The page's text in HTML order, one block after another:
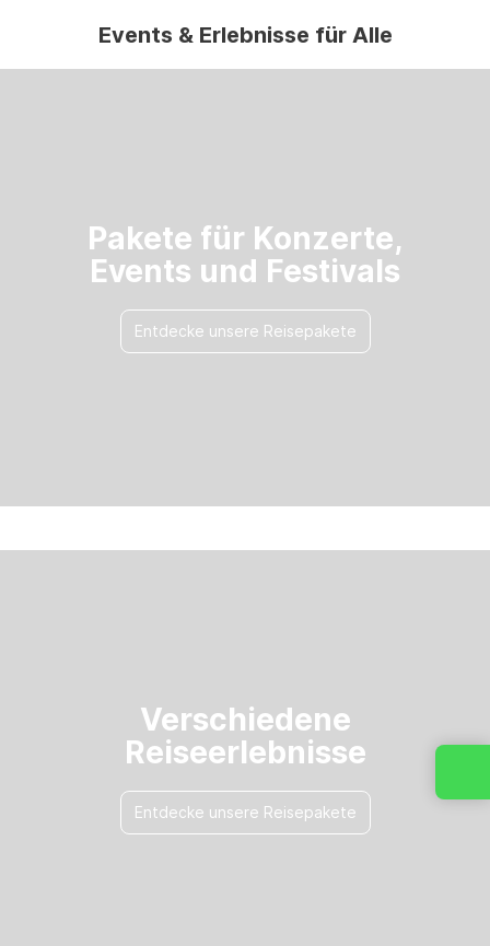
Events & Erlebnisse für Alle
Pakete für Konzerte,
Events und Festivals
Entdecke unsere Reisepakete
Verschiedene
Reiseerlebnisse
Entdecke unsere Reisepakete